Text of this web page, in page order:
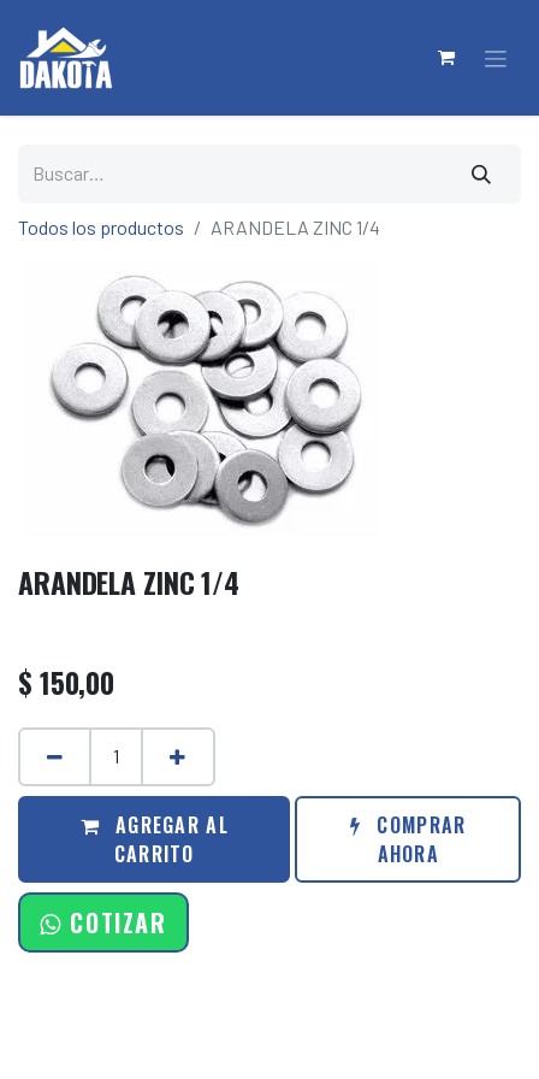
Todos los productos ARANDELA ZINC 1/4
ARANDELA ZINC 1/4
$ 150,00
AGREGAR AL
CARRITO
COMPRAR
AHORA
COTIZAR